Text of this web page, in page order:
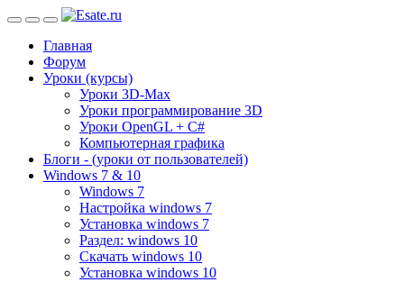
Главная
Форум
Уроки (курсы)
Уроки 3D-Max
Уроки программирование 3D
Уроки OpenGL + C#
Компьютерная графика
Блоги - (уроки от пользователей)
Windows 7 & 10
Windows 7
Настройка windows 7
Установка windows 7
Раздел: windows 10
Скачать windows 10
Установка windows 10